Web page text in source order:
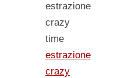
estrazione
crazy
time
estrazione
crazy